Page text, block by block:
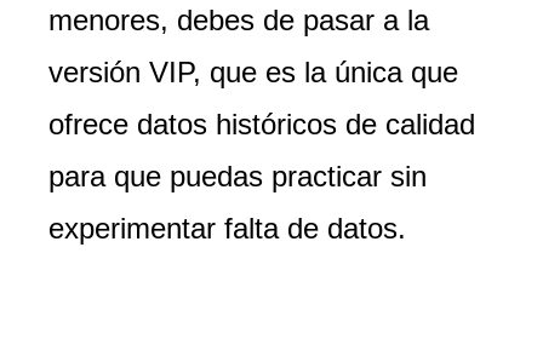
menores, debes de pasar a la
versión VIP, que es la única que
ofrece datos históricos de calidad
para que puedas practicar sin
experimentar falta de datos.